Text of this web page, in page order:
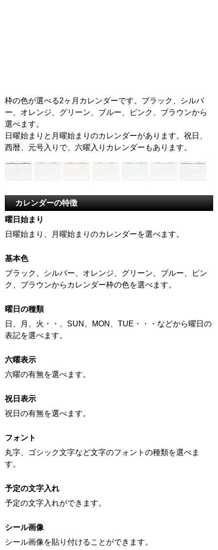
枠の色が選べる2ヶ月カレンダーです。ブラック、シルバ
ー、オレンジ、グリーン、ブルー、ピンク、ブラウンから
選べます。
日曜始まりと月曜始まりのカレンダーがあります。祝日、
西暦、元号入りで、六曜入りカレンダーもあります。
カレンダーの特徴
曜日始まり
日曜始まり、月曜始まりのカレンダーを選べます。
基本色
ブラック、シルバー、オレンジ、グリーン、ブルー、ピン
ク、ブラウンからカレンダー枠の色を選べます。
曜日の種類
日、月、火・・、SUN、MON、TUE・・・などから曜日の
表記を選べます。
六曜表示
六曜の有無を選べます。
祝日表示
祝日の有無を選べます。
フォント
丸字、ゴシック文字など文字のフォントの種類を選べま
す。
予定の文字入れ
予定の文字入れができます。
シール画像
シール画像を貼り付けることができます。